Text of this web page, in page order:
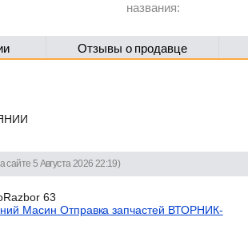
названия:
Отзывы о продавце
сайте 5 Августа 2026 22:19)
63
Масин Отправка запчастей ВТОРНИК-